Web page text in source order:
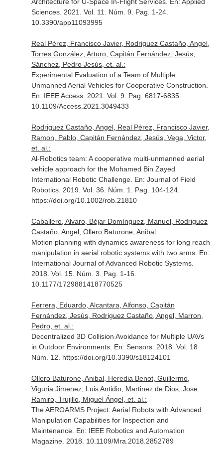
Sciences. 2021. Vol. 11. Núm. 9. Pag. 1-24.
10.3390/app11093995
Real Pérez, Francisco Javier, Rodriguez Castaño, Angel,
Torres González, Arturo, Capitán Fernández, Jesús,
Sánchez, Pedro Jesús, et. al.:
Experimental Evaluation of a Team of Multiple
Unmanned Aerial Vehicles for Cooperative Construction.
En: IEEE Access. 2021. Vol. 9. Pag. 6817-6835.
10.1109/Access.2021.3049433
Rodriguez Castaño, Angel, Real Pérez, Francisco Javier,
Ramon, Pablo, Capitán Fernández, Jesús, Vega, Victor,
et. al.:
Al-Robotics team: A cooperative multi-unmanned aerial
vehicle approach for the Mohamed Bin Zayed
International Robotic Challenge. En: Journal of Field
Robotics. 2019. Vol. 36. Núm. 1. Pag. 104-124.
https://doi.org/10.1002/rob.21810
Caballero, Alvaro, Béjar Domínguez, Manuel, Rodriguez
Castaño, Angel, Ollero Baturone, Anibal:
Motion planning with dynamics awareness for long reach
manipulation in aerial robotic systems with two arms. En:
International Journal of Advanced Robotic Systems.
2018. Vol. 15. Núm. 3. Pag. 1-16.
10.1177/1729881418770525
Ferrera, Eduardo, Alcantara, Alfonso, Capitán
Fernández, Jesús, Rodriguez Castaño, Angel, Marron,
Pedro, et. al.:
Decentralized 3D Collision Avoidance for Multiple UAVs
in Outdoor Environments. En: Sensors. 2018. Vol. 18.
Núm. 12. https://doi.org/10.3390/s18124101
Ollero Baturone, Anibal, Heredia Benot, Guillermo,
Viguria Jimenez, Luis Antidio, Martinez de Dios, Jose
Ramiro, Trujillo, Miguel Ángel, et. al.:
The AEROARMS Project: Aerial Robots with Advanced
Manipulation Capabilities for Inspection and
Maintenance. En: IEEE Robotics and Automation
Magazine. 2018. 10.1109/Mra.2018.2852789